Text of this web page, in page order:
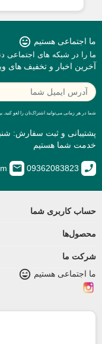
هستیمsentiment_very_satisfied
در شبکه های اجتماعی دنبال
اخبار و تخفیف های ویژه
هر زمانی می‌توانید اشتراک‌تان را لغو کنید. برای
شما هستیم
09362083823
email
کاربری شما
ما
هستیمsentiment_very_satisfied